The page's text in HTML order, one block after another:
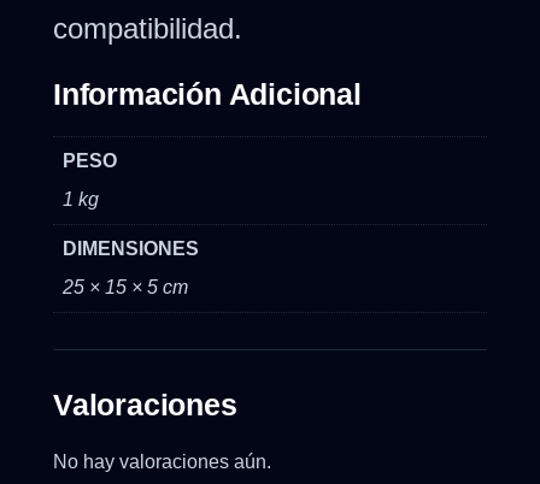
compatibilidad.
Información Adicional
PESO
1 kg
DIMENSIONES
25 × 15 × 5 cm
Valoraciones
No hay valoraciones aún.